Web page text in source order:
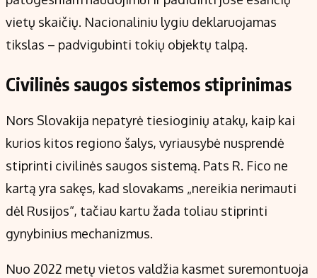
vietų skaičių. Nacionaliniu lygiu deklaruojamas
tikslas – padvigubinti tokių objektų talpą.
Civilinės saugos sistemos stiprinimas
Nors Slovakija nepatyrė tiesioginių atakų, kaip kai
kurios kitos regiono šalys, vyriausybė nusprendė
stiprinti civilinės saugos sistemą. Pats R. Fico ne
kartą yra sakęs, kad slovakams „nereikia nerimauti
dėl Rusijos“, tačiau kartu žada toliau stiprinti
gynybinius mechanizmus.
Nuo 2022 metų vietos valdžia kasmet suremontuoja